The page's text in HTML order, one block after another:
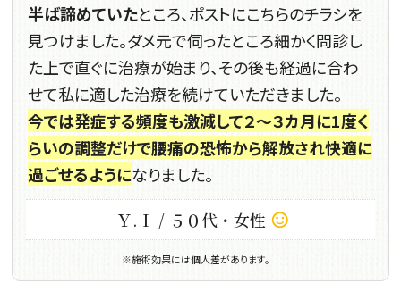
半ば諦めていたところ、ポストにこちらのチラシを
見つけました。ダメ元で伺ったところ細かく問診し
た上で直ぐに治療が始まり、その後も経過に合わ
せて私に適した治療を続けていただきました。
今では発症する頻度も激減して２～３カ月に1度く
らいの調整だけで腰痛の恐怖から解放され快適に
過ごせるようになりました。
Ｙ.Ｉ / ５０代・女性 sentiment_satisfied_alt
※施術効果には個人差があります。